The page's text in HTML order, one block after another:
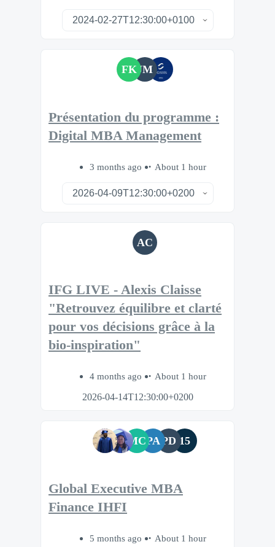
FK JM
Présentation du programme :
Digital MBA Management
3 months ago About 1 hour
AC
IFG LIVE - Alexis Claisse
"Retrouvez équilibre et clarté
pour vos décisions grâce à la
bio‑inspiration"
4 months ago
About 1 hour
2026-04-14T12:30:00+0200
MC PA PD 15
Global Executive MBA
Finance IHFI
5 months ago About 1 hour